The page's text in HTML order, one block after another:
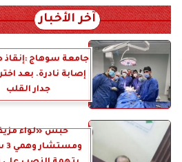
آخر الأخبار
جامعة سوهاج
إصابة نادرة. بعد
جدار القلب
حبس «لواء